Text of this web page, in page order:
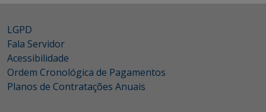
LGPD
Fala Servidor
Acessibilidade
Ordem Cronológica de Pagamentos
Planos de Contratações Anuais